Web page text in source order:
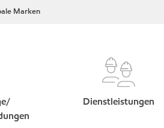
Marken
Dienstleistungen